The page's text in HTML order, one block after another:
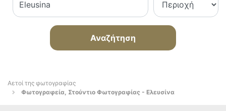
Αναζήτηση
Αετοί της φωτογραφίας
Φωτογραφεία, Στούντιο Φωτογραφίας - Ελευσίνα